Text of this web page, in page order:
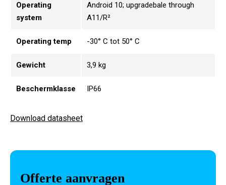
Operating
system
Android 10; upgradebale through
A11/R²
Operating temp -30° C tot 50° C
Gewicht 3,9 kg
Beschermklasse IP66
Download datasheet
Offerte aanvragen